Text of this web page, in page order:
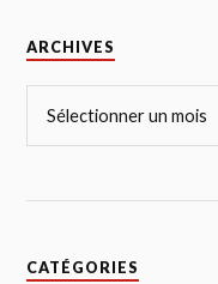
ARCHIVES
CATÉGORIES